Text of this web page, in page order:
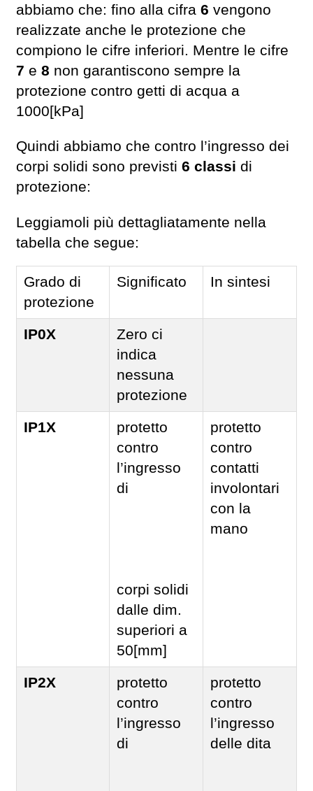
abbiamo che: fino alla cifra 6 vengono
realizzate anche le protezione che
compiono le cifre inferiori. Mentre le cifre
7 e 8 non garantiscono sempre la
protezione contro getti di acqua a
1000[kPa]
Quindi abbiamo che contro l’ingresso dei
corpi solidi sono previsti 6 classi di
protezione:
Leggiamoli più dettagliatamente nella
tabella che segue:
Grado di
protezione
Significato In sintesi
IP0X
Zero ci
indica
nessuna
protezione
IP1X
protetto
contro
l’ingresso
di
corpi solidi
dalle dim.
superiori a
50[mm]
protetto
contro
contatti
involontari
con la
mano
IP2X
protetto
contro
l’ingresso
di
protetto
contro
l’ingresso
delle dita